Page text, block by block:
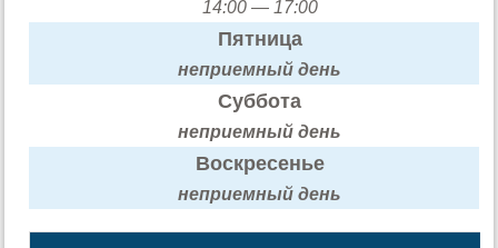
14:00 — 17:00
Пятница
неприемный день
Суббота
неприемный день
Воскресенье
неприемный день